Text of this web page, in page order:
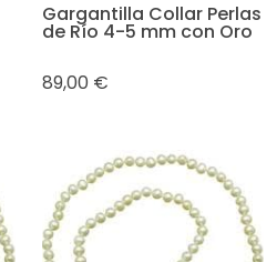
Gargantilla Collar Perlas
de Río 4-5 mm con Oro
89,00 €